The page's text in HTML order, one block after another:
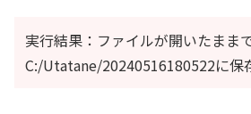
実行結果：ファイルが開いたまま
C:/Utatane/20240516180522に保